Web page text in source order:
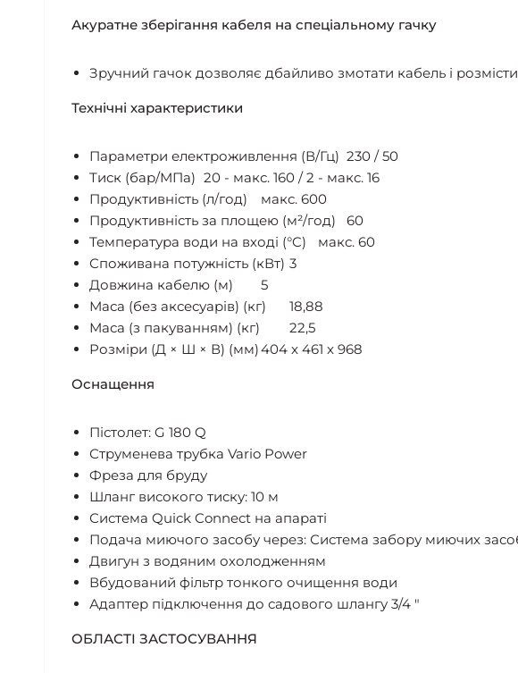
Акуратне зберігання кабеля на спеціальному гачку
Зручний гачок дозволяє дбайливо змотати кабель і
Технічні характеристики
Параметри електроживлення (В/Гц) 230 / 50
Тиск (бар/МПа) 20 - макс. 160 / 2 - макс. 16
Продуктивність (л/год)
макс. 600
Продуктивність за площею (м²/год)
60
Температура води на вході (°C)
макс. 60
Споживана потужність (кВт) 3
Довжина кабелю (м)
5
Маса (без аксесуарів) (кг)
18,88
Маса (з пакуванням) (кг)
22,5
Розміри (Д × Ш × В) (мм)404 x 461 x 968
Оснащення
Пістолет: G 180 Q
Струменева трубка Vario Power
Фреза для бруду
Шланг високого тиску: 10 м
Система Quick Connect на апараті
Подача миючого засобу через: Система забору миючих
Двигун з водяним охолодженням
Вбудований фільтр тонкого очищення води
Адаптер підключення до садового шлангу 3/4 "
ОБЛАСТІ ЗАСТОСУВАННЯ